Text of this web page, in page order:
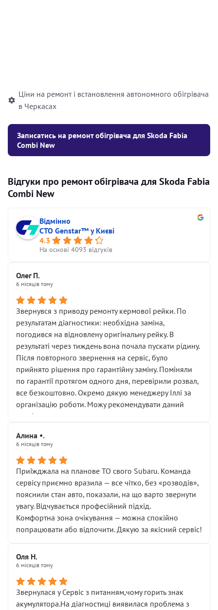
Ціни на ремонт і встановлення автономного обігрівача
в Черкасах
Записатись на ремонт обігрівача для Skoda Fabia
Combi New
Відгуки про ремонт обігрівача для Skoda Fabia
Combi New
Відмінно
СТО Genstar™ у Києві
4.3
На основі 4093 відгуків
Олег П.
6 місяців тому
Звернувся з приводу ремонту кермової рейки. По
результатам діагностики: необхідна заміна,
погодився на відновлену оригінальну рейку. В
результаті через тиждень вона почала пускати рідину.
Після повторного звернення на сервіс, було
прийнято рішення про гарантійну заміну. Поміняли
по гарантії протягом одного дня, перевірили розвал,
все безкоштовно. Окремо дякую менеджеру Іллі за
організацію роботи. Можу рекомендувати даний
сервіс.
Алина •.
6 місяців тому
Приїжджала на планове ТО свого Subaru. Команда
сервісу приємно вразила — все чітко, без «розводів»,
пояснили стан авто, показали, на що варто звернути
увагу. Відчувається професійний підхід.
Комфортна зона очікування — можна спокійно
попрацювати або відпочити. Дякую за якісний сервіс!
Оля Н.
6 місяців тому
Звернулася у Сервіс з питанням,чому горить знак
акумулятора.На діагностиці виявилася проблема з